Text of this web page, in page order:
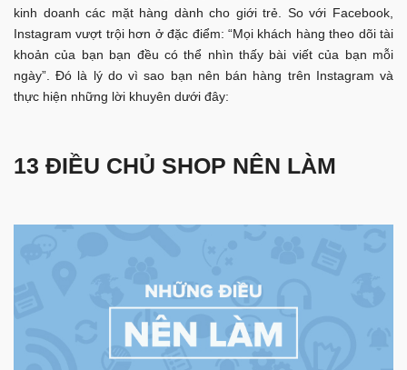
kinh doanh các mặt hàng dành cho giới trẻ. So với Facebook,
Instagram vượt trội hơn ở đặc điểm: “Mọi khách hàng theo dõi tài
khoản của bạn bạn đều có thể nhìn thấy bài viết của bạn mỗi
ngày”. Đó là lý do vì sao bạn nên bán hàng trên Instagram và
thực hiện những lời khuyên dưới đây:
13 ĐIỀU CHỦ SHOP NÊN LÀM